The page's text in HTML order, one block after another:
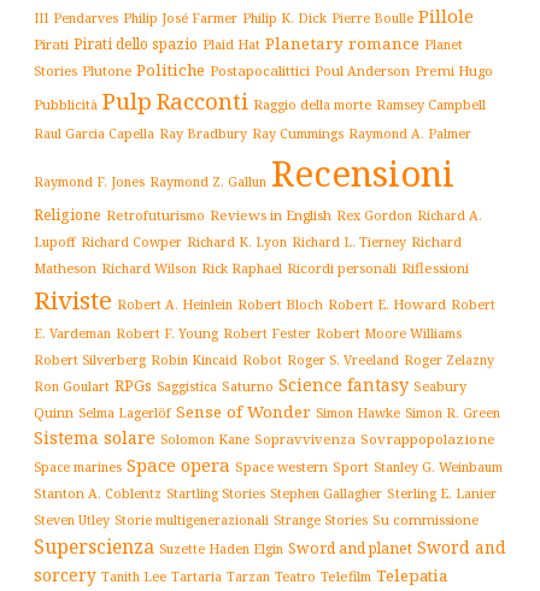
III Pendarves Philip José Farmer Philip K. Dick Pierre Boulle Pillole
Pirati Pirati dello spazio Plaid Hat Planetary romance Planet
Stories Plutone Politiche Postapocalittici Poul Anderson Premi Hugo
Pubblicità Pulp Racconti Raggio della morte Ramsey Campbell
Raul Garcia Capella Ray Bradbury Ray Cummings Raymond A. Palmer
Raymond F. Jones Raymond Z. Gallun Recensioni
Religione Retrofuturismo Reviews in English Rex Gordon Richard A.
Lupoff Richard Cowper Richard K. Lyon Richard L. Tierney Richard
Matheson Richard Wilson Rick Raphael Ricordi personali Riflessioni
Riviste Robert A. Heinlein Robert Bloch Robert E. Howard Robert
E. Vardeman Robert F. Young Robert Fester Robert Moore Williams
Robert Silverberg Robin Kincaid Robot Roger S. Vreeland Roger Zelazny
Ron Goulart RPGs Saggistica Saturno Science fantasy Seabury
Quinn Selma Lagerlöf Sense of Wonder Simon Hawke Simon R. Green
Sistema solare Solomon Kane Sopravvivenza Sovrappopolazione
Space marines Space opera Space western Sport Stanley G. Weinbaum
Stanton A. Coblentz Startling Stories Stephen Gallagher Sterling E. Lanier
Steven Utley Storie multigenerazionali Strange Stories Su commissione
Superscienza Suzette Haden Elgin Sword and planet Sword and
sorcery Tanith Lee Tartaria Tarzan Teatro Telefilm Telepatia